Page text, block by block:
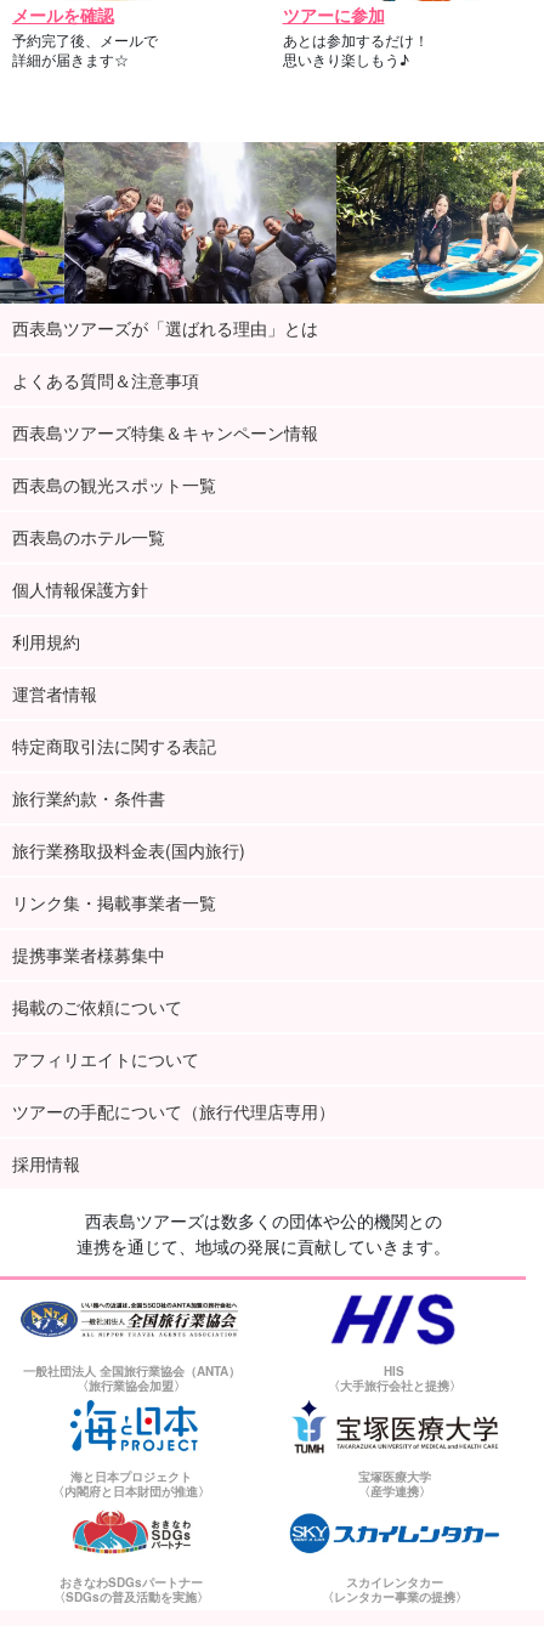
メールを確認
予約完了後、メールで
詳細が届きます☆
ツアーに参加
あとは参加するだけ！
思いきり楽しもう♪
西表島ツアーズが「選ばれる理由」とは
よくある質問＆注意事項
西表島ツアーズ特集＆キャンペーン情報
西表島の観光スポット一覧
西表島のホテル一覧
個人情報保護方針
利用規約
運営者情報
特定商取引法に関する表記
旅行業約款・条件書
旅行業務取扱料金表(国内旅行)
リンク集・掲載事業者一覧
提携事業者様募集中
掲載のご依頼について
アフィリエイトについて
ツアーの手配について（旅行代理店専用）
採用情報
西表島ツアーズは数多くの団体や公的機関との
連携を通じて、地域の発展に貢献していきます。
一般社団法人 全国旅行業協会（ANTA）
〈旅行業協会加盟〉
HIS
〈大手旅行会社と提携〉
海と日本プロジェクト
〈内閣府と日本財団が推進〉
宝塚医療大学
〈産学連携〉
おきなわSDGsパートナー
〈SDGsの普及活動を実施〉
スカイレンタカー
〈レンタカー事業の提携〉